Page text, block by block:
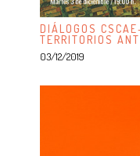
DIÁLOGOS
TERRITORIOS
03/12/2019